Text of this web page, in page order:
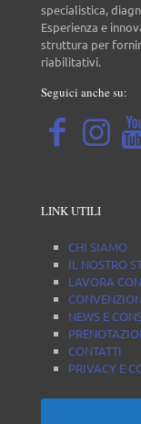
specialistica,
Esperienza e
struttura per
riabilitativi.
Seguici anche su:
LINK UTILI
CHI SIAMO
IL NOSTRO
LAVORA
NEWS E
CONTATTI
PRIVACY E